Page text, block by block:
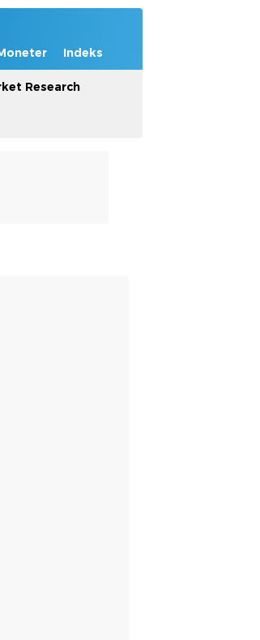
Indeks
Research